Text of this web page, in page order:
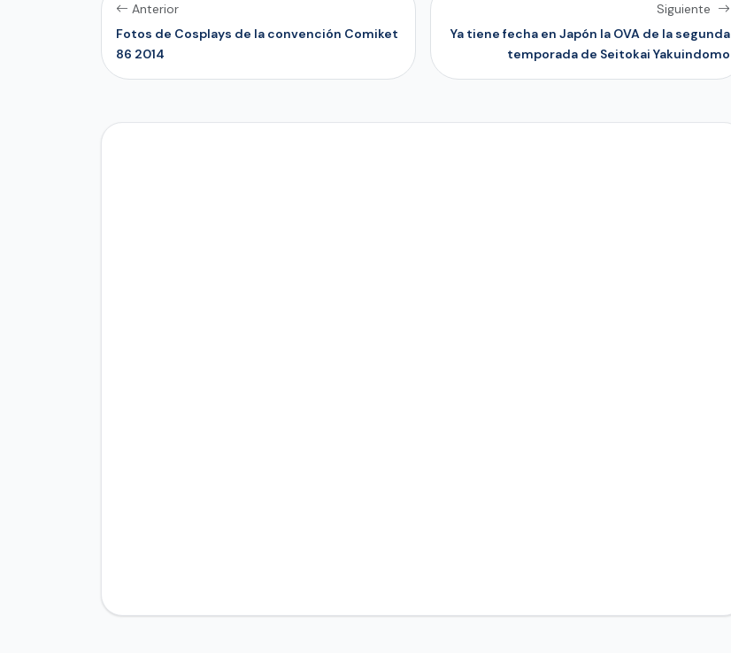
Anterior
Fotos de Cosplays de la convención Comiket
86 2014
Siguiente
Ya tiene fecha en Japón la OVA de la segunda
temporada de Seitokai Yakuindomo